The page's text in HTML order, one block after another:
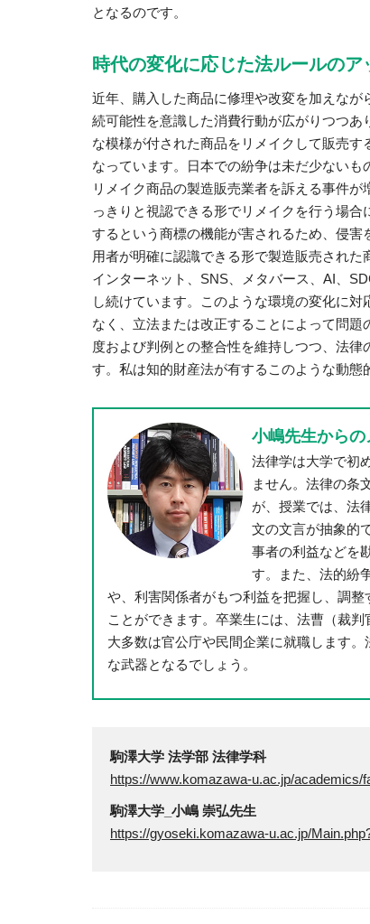
となるのです。
時代の変化に応じた法ルールのア
近年、購入した商品に修理や改変を加えな
続可能性を意識した消費行動が広がりつつ
な模様が付された商品をリメイクして販売
なっています。日本での紛争は未だ少ない
リメイク商品の製造販売業者を訴える事件
っきりと視認できる形でリメイクを行う場
するという商標の機能が害されるため、侵
用者が明確に認識できる形で製造販売された
インターネット、SNS、メタバース、AI、
し続けています。このような環境の変化に
なく、立法または改正することによって問
度および判例との整合性を維持しつつ、法
す。私は知的財産法が有するこのような動態
小嶋先生から
法律学は大学で初
ません。法律の条
が、授業では、法
文の文言が抽象的
事者の利益などを
す。また、法的紛
や、利害関係者がもつ利益を把握し、調
ことができます。卒業生には、法曹（裁
大多数は官公庁や民間企業に就職します
な武器となるでしょう。
駒澤大学 法学部 法律学科
https://www.komazawa-u.ac.jp/academics/
駒澤大学_小嶋 崇弘先生
https://gyoseki.komazawa-u.ac.jp/